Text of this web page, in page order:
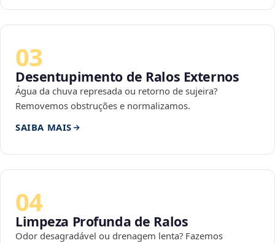
03
Desentupimento de Ralos Externos
Água da chuva represada ou retorno de sujeira?
Removemos obstruções e normalizamos.
SAIBA MAIS
04
Limpeza Profunda de Ralos
Odor desagradável ou drenagem lenta? Fazemos